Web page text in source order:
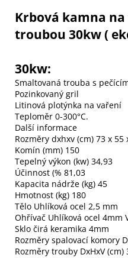
Krbová kamna
troubou 30kw (
30kw:
Smaltovaná trouba s
Pozinkovaný gril
Litinová plotýnka na vaření
Teploměr 0-300°C.
Další informace
Rozměry dxhxv (cm) 73 x 55
Komín (mm) 150
Tepelný výkon (kw) 34,93
Účinnost (% 81,03
Kapacita nádrže (kg) 45
Hmotnost (kg) 180
Tělo Uhlíková ocel 2,5 mm
Ohřívač Uhlíková ocel 4mm
Sklo čirá keramika 4mm
Rozměry spalovací komory
Rozměry trouby DxHxV (cm)